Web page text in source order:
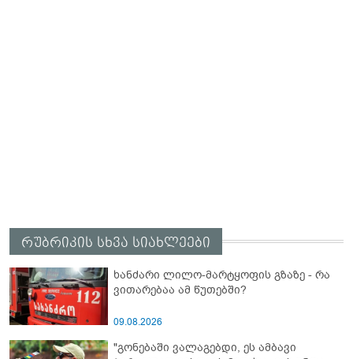
რუბრიკის სხვა სიახლეები
ხანძარი ლილო-მარტყოფის გზაზე - რა
ვითარებაა ამ წუთებში?
09.08.2026
"გონებაში ვალაგებდი, ეს ამბავი